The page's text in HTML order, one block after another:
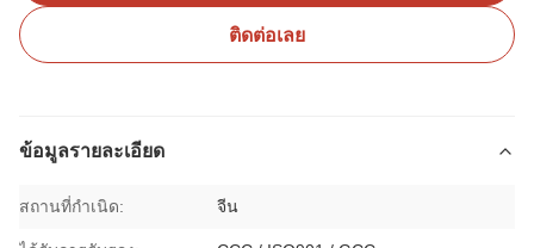
ติดต่อเลย
ข้อมูลรายละเอียด
สถานที่กำเนิด: จีน